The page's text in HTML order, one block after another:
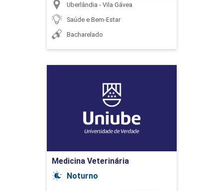
Uberlândia - Vila Gávea
Saúde e Bem-Estar
Bacharelado
Medicina Veterinária
Noturno
Detalhes do curso